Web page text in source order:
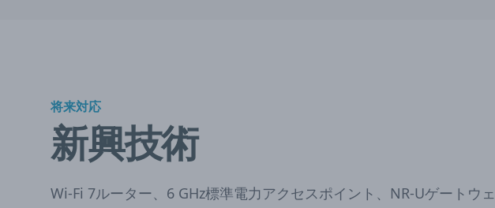
将来対応
新興技術
Wi-Fi 7ルーター、6 GHz標準電力アクセスポイント、NR-Uゲートウェ